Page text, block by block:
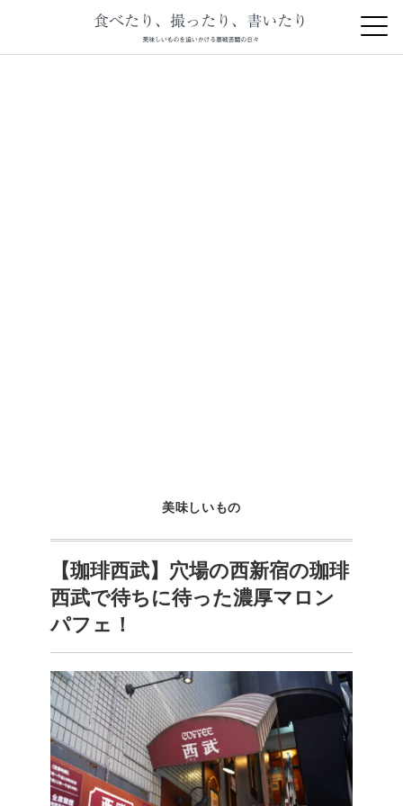
美味しいもの
【珈琲西武】穴場の西新宿の珈琲
西武で待ちに待った濃厚マロン
パフェ！